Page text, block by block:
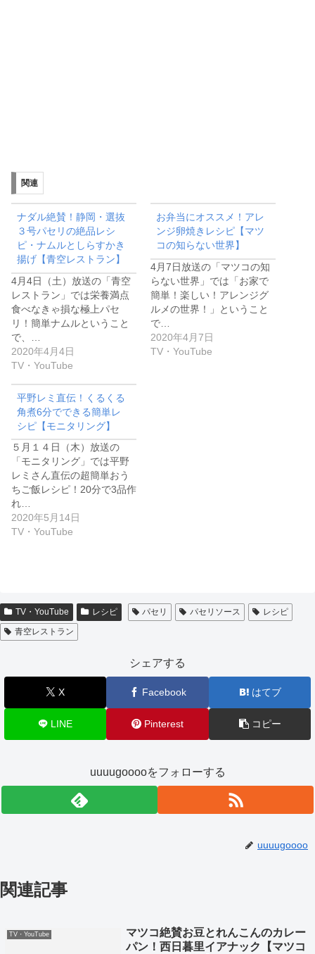
関連
ナダル絶賛！静岡・選抜
３号パセリの絶品レシ
ピ・ナムルとしらすかき
揚げ【青空レストラン】
4月4日（土）放送の「青空
レストラン」では栄養満点
食べなきゃ損な極上パセ
リ！簡単ナムルということ
で、…
2020年4月4日
TV・YouTube
お弁当にオススメ！アレ
ンジ卵焼きレシピ【マツ
コの知らない世界】
4月7日放送の「マツコの知
らない世界」では「お家で
簡単！楽しい！アレンジグ
ルメの世界！」ということ
で…
2020年4月7日
TV・YouTube
平野レミ直伝！くるくる
角煮6分でできる簡単レ
シピ【モニタリング】
５月１４日（木）放送の
「モニタリング」では平野
レミさん直伝の超簡単おう
ちご飯レシピ！20分で3品作
れ…
2020年5月14日
TV・YouTube
TV・YouTube レシピ パセリ パセリソース
レシピ
青空レストラン
シェアする
X Facebook はてブ
LINE Pinterest コピー
uuuugooooをフォローする
uuuugoooo
関連記事
TV・YouTube
マツコ絶賛お豆とれんこんのカレー
パン！西日暮里イアナック【マツコ